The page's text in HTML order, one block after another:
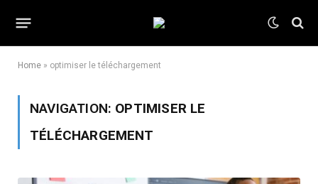
Home » optimiser le téléchargement
NAVIGATION: OPTIMISER LE
TÉLÉCHARGEMENT